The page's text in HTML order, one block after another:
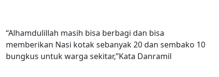
“Alhamdulillah masih bisa berbagi dan bisa
memberikan Nasi kotak sebanyak 20 dan sembako 10
bungkus untuk warga sekitar,”Kata Danramil